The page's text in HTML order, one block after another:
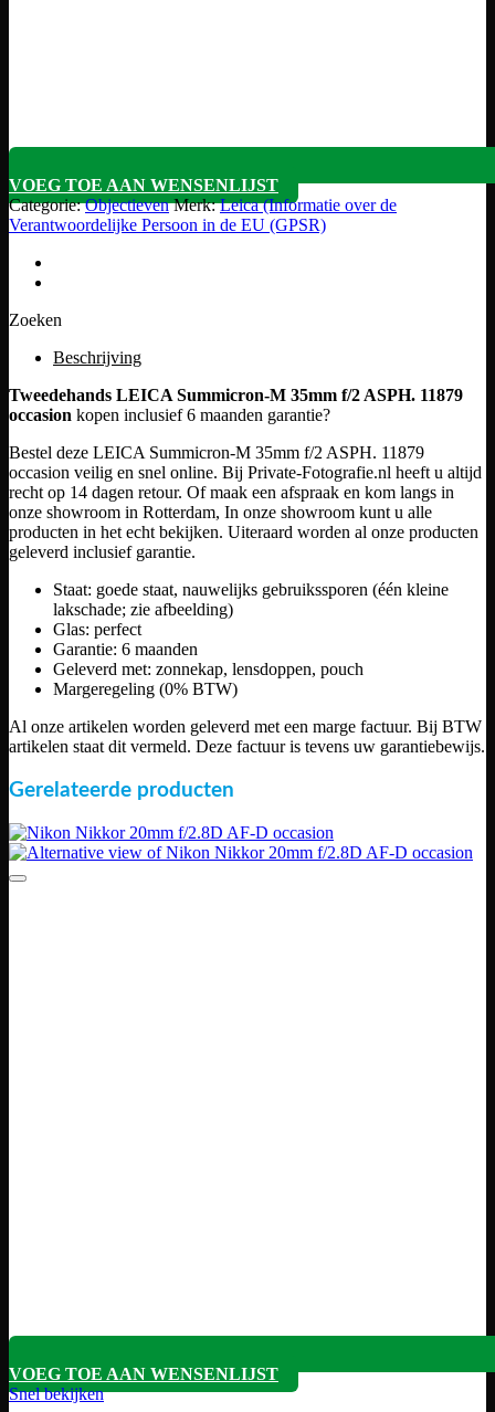
VOEG TOE AAN WENSENLIJST
Categorie:Objectieven Merk:Leica (Informatie over de
Verantwoordelijke Persoon in de EU (GPSR)
Zoeken
Beschrijving
Tweedehands LEICA Summicron-M 35mm f/2 ASPH. 11879
occasion kopen inclusief 6 maanden garantie?
Bestel deze LEICA Summicron-M 35mm f/2 ASPH. 11879
occasion veilig en snel online. Bij Private-Fotografie.nl heeft u altijd
recht op 14 dagen retour. Of maak een afspraak en kom langs in
onze showroom in Rotterdam, In onze showroom kunt u alle
producten in het echt bekijken. Uiteraard worden al onze producten
geleverd inclusief garantie.
Staat: goede staat, nauwelijks gebruikssporen (één kleine
lakschade; zie afbeelding)
Glas: perfect
Garantie: 6 maanden
Geleverd met: zonnekap, lensdoppen, pouch
Margeregeling (0% BTW)
Al onze artikelen worden geleverd met een marge factuur. Bij BTW
artikelen staat dit vermeld. Deze factuur is tevens uw garantiebewijs.
Gerelateerde producten
VOEG TOE AAN WENSENLIJST
Snel bekijken